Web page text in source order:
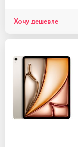
Хочу дешевле